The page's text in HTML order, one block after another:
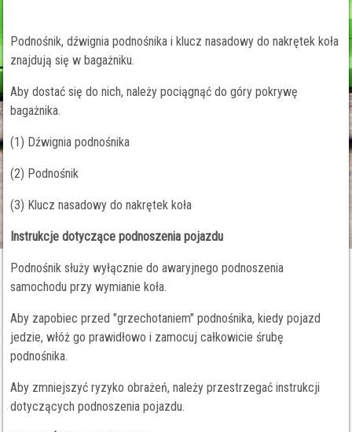
Podnośnik, dźwignia podnośnika i klucz nasadowy do nakrętek koła
znajdują się w bagażniku.
Aby dostać się do nich, należy pociągnąć do góry pokrywę
bagażnika.
(1) Dźwignia podnośnika
(2) Podnośnik
(3) Klucz nasadowy do nakrętek koła
Instrukcje dotyczące podnoszenia pojazdu
Podnośnik służy wyłącznie do awaryjnego podnoszenia
samochodu przy wymianie koła.
Aby zapobiec przed "grzechotaniem" podnośnika, kiedy pojazd
jedzie, włóż go prawidłowo i zamocuj całkowicie śrubę
podnośnika.
Aby zmniejszyć ryzyko obrażeń, należy przestrzegać instrukcji
dotyczących podnoszenia pojazdu.